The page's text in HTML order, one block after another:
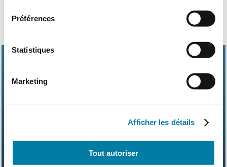
Préférences
Statistiques
Marketing
Afficher les détails
Tout autoriser
Contact
Kit média
Mentions légales
CGV RGPD
Suivez-nous également sur les réseaux sociaux